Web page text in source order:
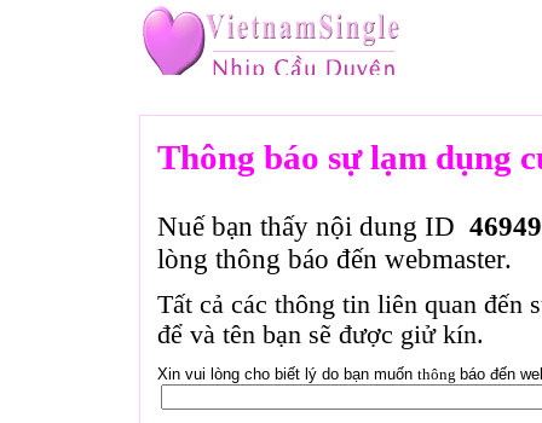
Thông báo sự lạm dụng
Nuế bạn thấy nội dung ID 46949
lòng thông báo đến webmaster.
Tất cả các thông tin liên quan đến
để và tên bạn sẽ được giử kín.
Xin vui lòng cho biết lý do bạn muốn thông báo đến